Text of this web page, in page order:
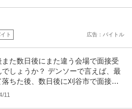
ト 広告：バイトル
た数日後にまた違う会場で面接受
しょうか？ デンソーで言えば、最
ちた後、数日後に刈谷市で面接受
うか？
11